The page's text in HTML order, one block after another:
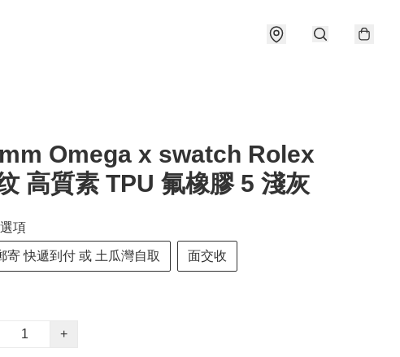
Omega x swatch Rolex
高質素 TPU 氟橡膠 5 淺灰
項
寄 快遞到付 或 土瓜灣自取 面交收
+